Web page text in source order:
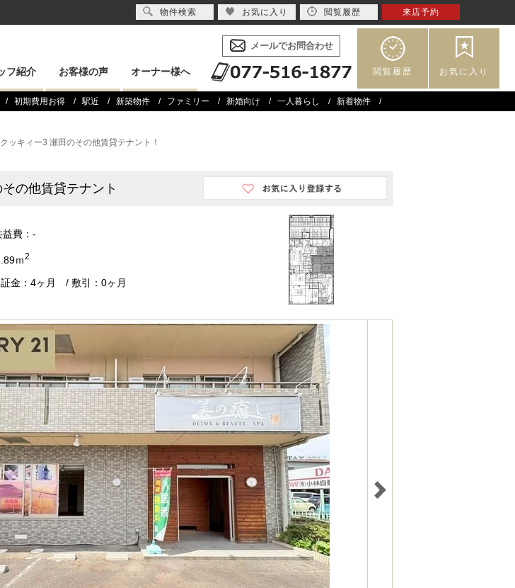
フ紹介 お客様の声 オーナー様へ
メールでお問合わせ
閲覧履歴 お気に入り
初期費用お得 駅近 新築物件 ファミリー 新婚向け 一人暮らし 新着物件
クッキィー3 瀬田のその他賃貸テナント！
の他賃貸テナント
費：-
ｍ2
金：4ヶ月 / 敷引：0ヶ月
物件検索 お気に入り 閲覧履歴 来店予約